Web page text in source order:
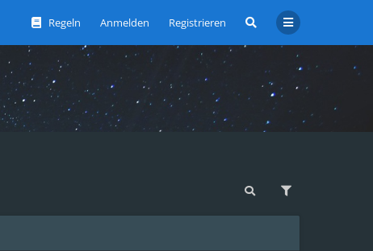
Regeln Anmelden Registrieren